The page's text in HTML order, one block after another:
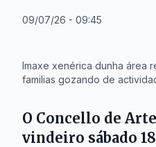
09/07/26 - 09:45
Imaxe xenérica dunha área
familias gozando de
O Concello de
vindeiro sábado